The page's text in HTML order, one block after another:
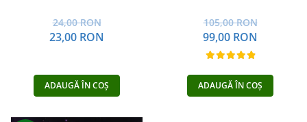
24,00 RON
23,00 RON
ADAUGĂ ÎN COȘ
105,00 RON
99,00 RON
ADAUGĂ ÎN COȘ